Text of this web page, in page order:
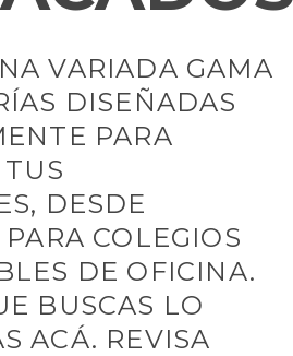
VARIADA GAMA
DISEÑADAS
PARA
DESDE
COLEGIOS
DE OFICINA.
BUSCAS LO
ACÁ. REVISA